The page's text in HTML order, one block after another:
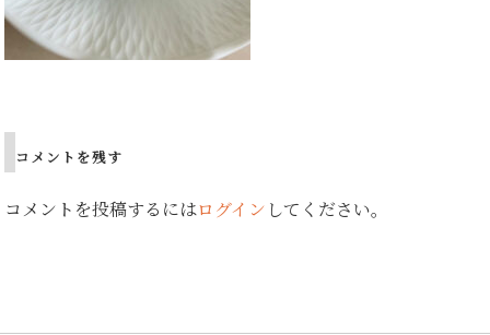
コメントを残す
コメントを投稿するにはログイン してください。